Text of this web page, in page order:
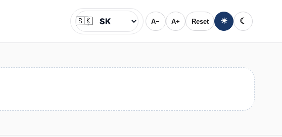
Jazyk
🇸🇰 A− A+ Reset ☀ ☾